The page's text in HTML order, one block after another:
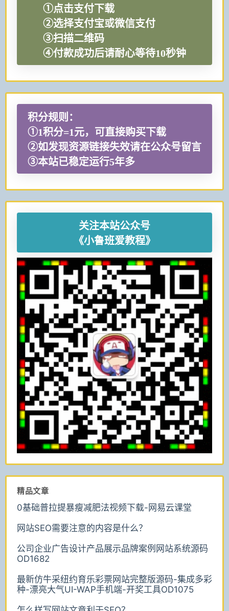
①点击支付下载
②选择支付宝或微信支付
③扫描二维码
④付款成功后请耐心等待10秒钟
积分规则：
①1积分=1元，可直接购买下载
②如发现资源链接失效请在公众号留言
③本站已稳定运行5年多
关注本站公众号
《小鲁班爱教程》
精品文章
0基础普拉提暴瘦减肥法视频下载-网易云课堂
网站SEO需要注意的内容是什么？
公司企业广告设计产品展示品牌案例网站系统源码
OD1682
最新仿牛采纽约育乐彩票网站完整版源码-集成多彩
种-漂亮大气UI-WAP手机端-开奖工具OD1075